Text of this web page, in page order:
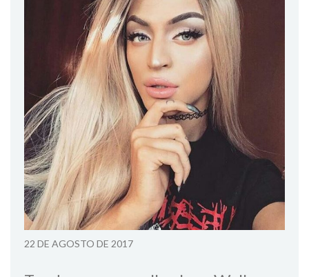
22 DE AGOSTO DE 2017